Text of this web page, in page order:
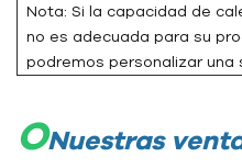
Nota: Si la capacidad de
no es adecuada para su
podremos personalizar una
ONuestras